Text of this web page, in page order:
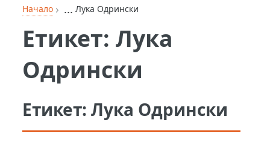
Начало › ... Лука Одрински
Етикет:Лука
Одрински
Етикет:Лука Одрински